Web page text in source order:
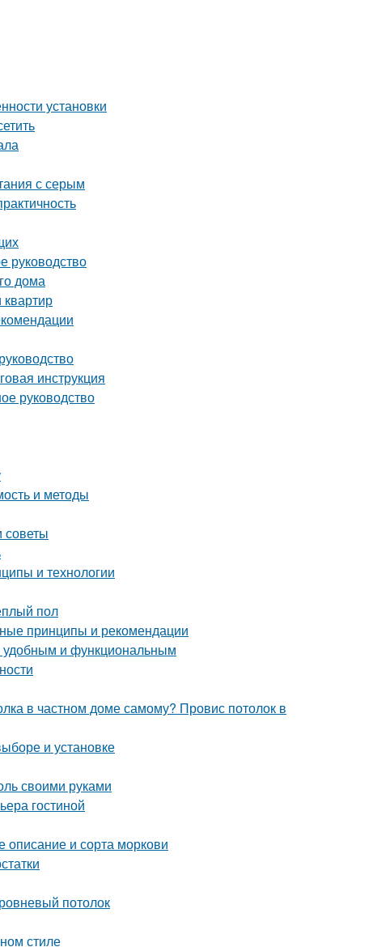
установки
с серым
руководство
дома
инструкция
руководство
и методы
советы
и технологии
пол
принципы и рекомендации
удобным и функциональным
в частном доме самому? Провис потолок в
и установке
своими руками
гостиной
описание и сорта моркови
потолок
стиле